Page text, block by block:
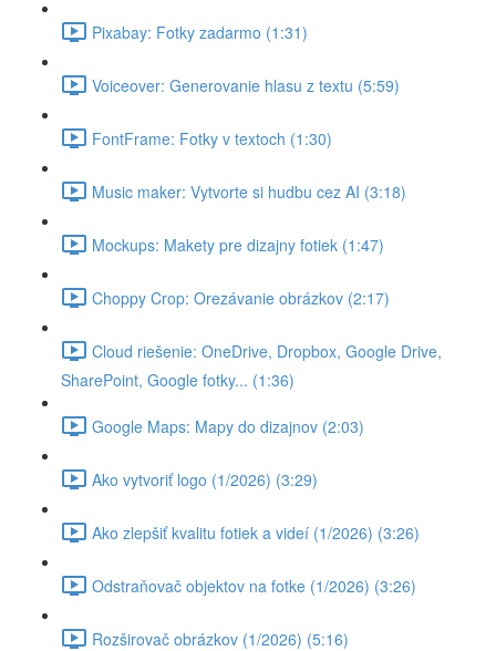
Pixabay: Fotky zadarmo (1:31)
Voiceover: Generovanie hlasu z textu (5:59)
FontFrame: Fotky v textoch (1:30)
Music maker: Vytvorte si hudbu cez AI (3:18)
Mockups: Makety pre dizajny fotiek (1:47)
Choppy Crop: Orezávanie obrázkov (2:17)
Cloud riešenie: OneDrive, Dropbox, Google Drive,
SharePoint, Google fotky... (1:36)
Google Maps: Mapy do dizajnov (2:03)
Ako vytvoriť logo (1/2026) (3:29)
Ako zlepšiť kvalitu fotiek a videí (1/2026) (3:26)
Odstraňovač objektov na fotke (1/2026) (3:26)
Rozširovač obrázkov (1/2026) (5:16)